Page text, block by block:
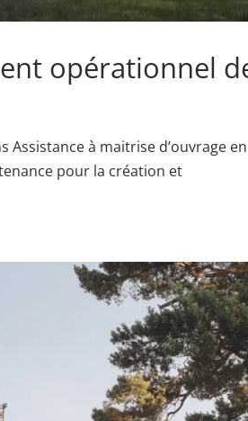
opérationnel
à maitrise d’ouvrage en
pour la création et